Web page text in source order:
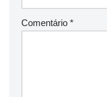
Comentário *